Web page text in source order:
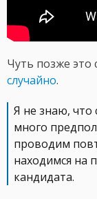
Чуть позже это
случайно.
Я не знаю, что
много
проводим
находимся на
кандидата.